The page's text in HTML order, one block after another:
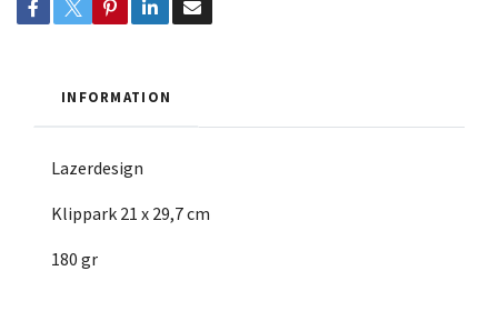
INFORMATION
Lazerdesign
Klippark 21 x 29,7 cm
180 gr